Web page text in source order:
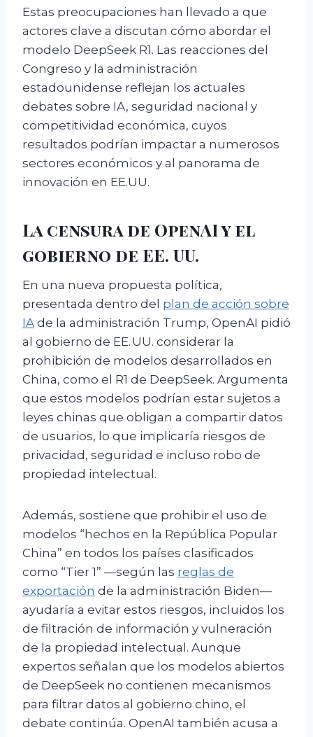
Estas preocupaciones han llevado a que
actores clave a discutan cómo abordar el
modelo DeepSeek R1. Las reacciones del
Congreso y la administración
estadounidense reflejan los actuales
debates sobre IA, seguridad nacional y
competitividad económica, cuyos
resultados podrían impactar a numerosos
sectores económicos y al panorama de
innovación en EE.UU.
La censura de OpenAI y el
gobierno de EE. UU.
En una nueva propuesta política,
presentada dentro del plan de acción sobre
IA de la administración Trump, OpenAI pidió
al gobierno de EE. UU. considerar la
prohibición de modelos desarrollados en
China, como el R1 de DeepSeek. Argumenta
que estos modelos podrían estar sujetos a
leyes chinas que obligan a compartir datos
de usuarios, lo que implicaría riesgos de
privacidad, seguridad e incluso robo de
propiedad intelectual.
Además, sostiene que prohibir el uso de
modelos “hechos en la República Popular
China” en todos los países clasificados
como “Tier 1” —según las reglas de
exportación de la administración Biden—
ayudaría a evitar estos riesgos, incluidos los
de filtración de información y vulneración
de la propiedad intelectual. Aunque
expertos señalan que los modelos abiertos
de DeepSeek no contienen mecanismos
para filtrar datos al gobierno chino, el
debate continúa. OpenAI también acusa a